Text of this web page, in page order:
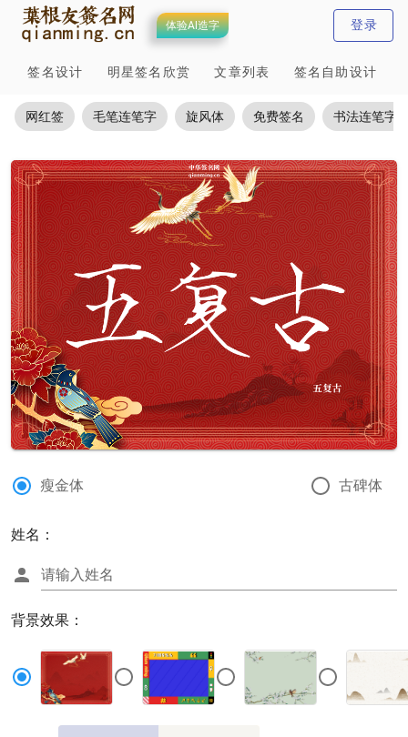
体验AI造字 登录
签名设计 明星签名欣赏 文章列表 签名自助设计
网红签 毛笔连笔字 旋风体 免费签名 书法连笔字
瘦金体 古碑体
姓名：
请输入姓名
背景效果：